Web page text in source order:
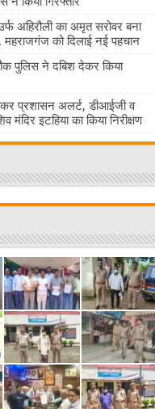
अहिरौली का अमृत सरोवर बना
को दिलाई नई पहचान
पुलिस ने दबिश देकर किया
प्रशासन अलर्ट, डीआईजी व
मंदिर इटहिया का किया निरीक्षण